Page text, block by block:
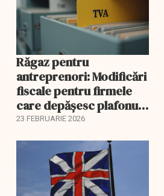
Răgaz pentru
antreprenori: Modificări
fiscale pentru firmele
care depășesc plafonul
de TVA
23 FEBRUARIE 2026